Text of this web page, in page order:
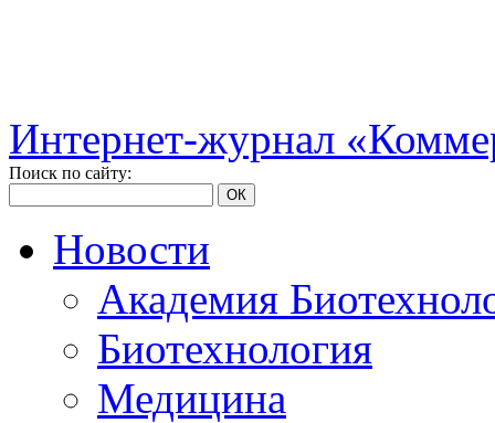
Интернет-журнал
Поиск по сайту:
ОК
Новости
Академия
Биотехнология
Медицина